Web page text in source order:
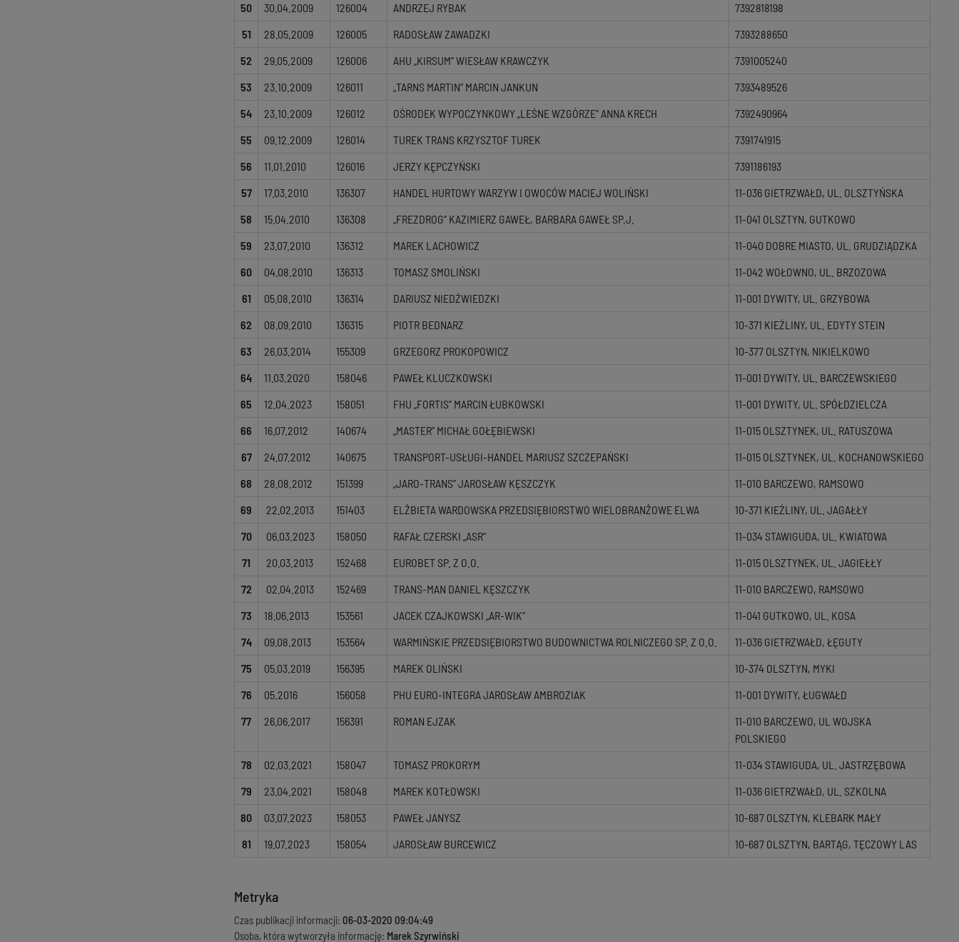
50
30.04.2009 126004 ANDRZEJ RYBAK
7392818198
51
28.05.2009 126005 RADOSŁAW ZAWADZKI
7393288650
52
29.05.2009 126006 AHU „KIRSUM” WIESŁAW KRAWCZYK
7391005240
53
23.10.2009 126011 „TARNS MARTIN” MARCIN JANKUN
7393489526
54
23.10.2009 126012 OŚRODEK WYPOCZYNKOWY „LEŚNE WZGÓRZE” ANNA KRECH
7392490964
55
09.12.2009 126014 TUREK TRANS KRZYSZTOF TUREK
7391741915
56
11.01.2010 126016 JERZY KĘPCZYŃSKI
7391186193
57
17.03.2010 136307 HANDEL HURTOWY WARZYW I OWOCÓW MACIEJ WOLIŃSKI
11-036 GIETRZWAŁD, UL. OLSZTYŃSKA
58
15.04.2010 136308 „FREZDROG” KAZIMIERZ GAWEŁ, BARBARA GAWEŁ SP.J.
11-041 OLSZTYN, GUTKOWO
59
23.07.2010 136312 MAREK LACHOWICZ
11-040 DOBRE MIASTO, UL. GRUDZIĄDZKA
60
04.08.2010 136313 TOMASZ SMOLIŃSKI
11-042 WOŁOWNO, UL. BRZOZOWA
61
05.08.2010 136314 DARIUSZ NIEDŹWIEDZKI
11-001 DYWITY, UL. GRZYBOWA
62
08.09.2010 136315 PIOTR BEDNARZ
10-371 KIEŹLINY, UL. EDYTY STEIN
63
26.03.2014 155309 GRZEGORZ PROKOPOWICZ
10-377 OLSZTYN, NIKIELKOWO
64
11.03.2020 158046 PAWEŁ KLUCZKOWSKI
11-001 DYWITY, UL. BARCZEWSKIEGO
65
12.04.2023 158051 FHU „FORTIS” MARCIN ŁUBKOWSKI
11-001 DYWITY, UL. SPÓŁDZIELCZA
66
16.07.2012 140674 „MASTER” MICHAŁ GOŁĘBIEWSKI
11-015 OLSZTYNEK, UL. RATUSZOWA
67
24.07.2012 140675 TRANSPORT-USŁUGI-HANDEL MARIUSZ SZCZEPAŃSKI
11-015 OLSZTYNEK, UL. KOCHANOWSKIEGO
68
28.08.2012 151399 „JARO-TRANS” JAROSŁAW KĘSZCZYK
11-010 BARCZEWO, RAMSOWO
69
22.02.2013 151403 ELŻBIETA WARDOWSKA PRZEDSIĘBIORSTWO WIELOBRANŻOWE ELWA
10-371 KIEŹLINY, UL. JAGAŁŁY
70
06.03.2023 158050 RAFAŁ CZERSKI „ASR”
11-034 STAWIGUDA, UL. KWIATOWA
71
20.03.2013 152468 EUROBET SP. Z O.O.
11-015 OLSZTYNEK, UL. JAGIEŁŁY
72
02.04.2013 152469 TRANS-MAN DANIEL KĘSZCZYK
11-010 BARCZEWO, RAMSOWO
73
18.06.2013 153561 JACEK CZAJKOWSKI „AR-WIK”
11-041 GUTKOWO, UL. KOSA
74
09.08.2013 153564 WARMIŃSKIE PRZEDSIĘBIORSTWO BUDOWNICTWA ROLNICZEGO SP. Z O.O.
11-036 GIETRZWAŁD, ŁĘGUTY
75
05.03.2019 156395 MAREK OLIŃSKI
10-374 OLSZTYN, MYKI
76
05.2016 156058 PHU EURO-INTEGRA JAROSŁAW AMBROZIAK
11-001 DYWITY, ŁUGWAŁD
77
26.06.2017 156391 ROMAN EJZAK
11-010 BARCZEWO, UL WOJSKA
POLSKIEGO
78
02.03.2021 158047 TOMASZ PROKORYM
11-034 STAWIGUDA, UL. JASTRZĘBOWA
79
23.04.2021 158048 MAREK KOTŁOWSKI
11-036 GIETRZWAŁD, UL. SZKOLNA
80
03.07.2023 158053 PAWEŁ JANYSZ
10-687 OLSZTYN, KLEBARK MAŁY
81
19.07.2023 158054 JAROSŁAW BURCEWICZ 10-687 OLSZTYN, BARTĄG, TĘCZOWY LAS
Metryka
Czas publikacji informacji: 06-03-2020 09:04:49
Osoba, która wytworzyła informację: Marek Szyrwiński